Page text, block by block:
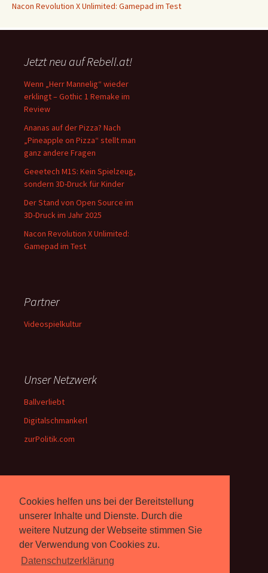
Cookies helfen uns bei der Bereitstellung
unserer Inhalte und Dienste. Durch die
weitere Nutzung der Webseite stimmen Sie
der Verwendung von Cookies zu.
Datenschutzerklärung
Nacon Revolution X Unlimited: Gamepad im Test
Jetzt neu auf Rebell.at!
Wenn „Herr Mannelig“ wieder
erklingt – Gothic 1 Remake im
Review
Ananas auf der Pizza? Nach
„Pineapple on Pizza“ stellt man
ganz andere Fragen
Geeetech M1S: Kein Spielzeug,
sondern 3D-Druck für Kinder
Der Stand von Open Source im
3D-Druck im Jahr 2025
Nacon Revolution X Unlimited:
Gamepad im Test
Partner
Videospielkultur
Unser Netzwerk
Ballverliebt
Digitalschmankerl
zurPolitik.com
Über Uns
Rebell.atberichtet seit 2003
unabhängig über Computer-
und Videospiele. ( Impressum )